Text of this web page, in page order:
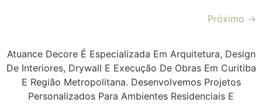
Próximo →
Atuance Decore É Especializada Em Arquitetura, Design
De Interiores, Drywall E Execução De Obras Em Curitiba
E Região Metropolitana. Desenvolvemos Projetos
Personalizados Para Ambientes Residenciais E